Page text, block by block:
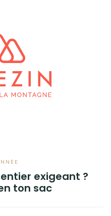
exigeant ?
ton sac